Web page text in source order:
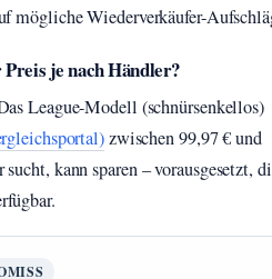
mögliche Wiederverkäufer-
je nach Händler?
League-Modell (schnürsenkellos)
zwischen 99,97 € und
kann sparen – vorausgesetzt,